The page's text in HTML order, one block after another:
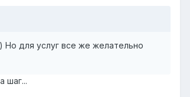
Но для услуг все же желательно
шаг...